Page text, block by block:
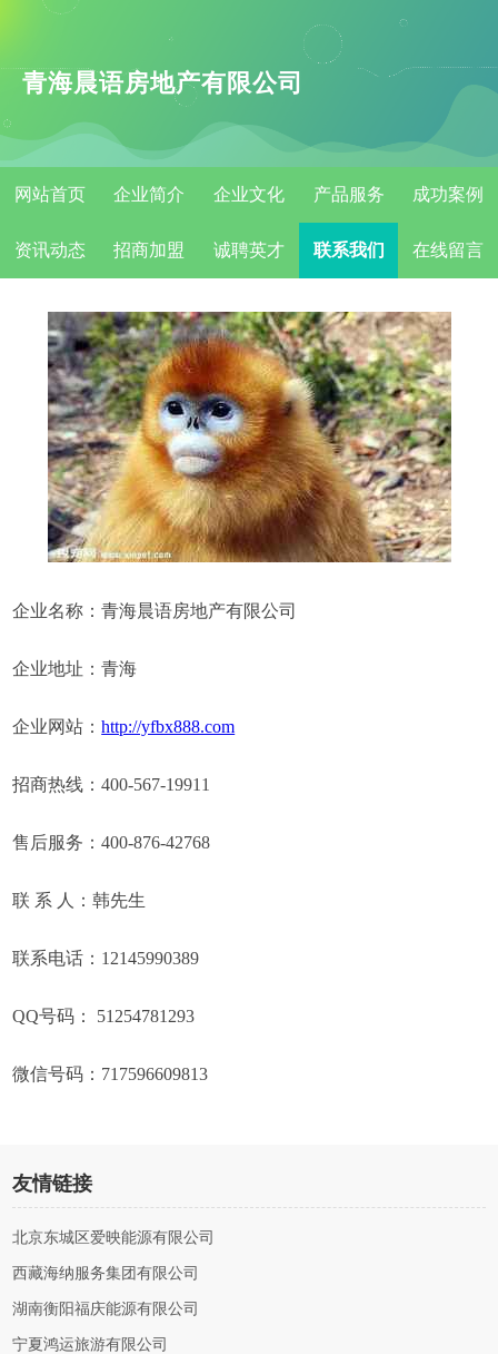
青海晨语房地产有限公司
网站首页 企业简介 企业文化 产品服务 成功案例
资讯动态 招商加盟 诚聘英才 联系我们 在线留言
企业名称：青海晨语房地产有限公司
企业地址：青海
企业网站：http://yfbx888.com
招商热线：400-567-19911
售后服务：400-876-42768
联 系 人：韩先生
联系电话：12145990389
QQ号码： 51254781293
微信号码：717596609813
友情链接
北京东城区爱映能源有限公司
西藏海纳服务集团有限公司
湖南衡阳福庆能源有限公司
宁夏鸿运旅游有限公司